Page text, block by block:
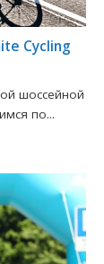
Cycling
шоссейной
по...